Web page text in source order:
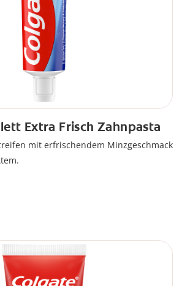
Extra Frisch Zahnpasta
mit erfrischendem Minzgeschmack